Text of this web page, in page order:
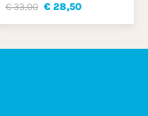
€ 33,00 € 28,50